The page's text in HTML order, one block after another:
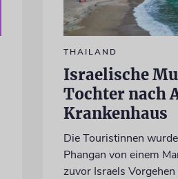
THAILAND
Israelische
Tochter nach
Krankenhaus
Die Touristinnen
Phangan von einem
zuvor Israels